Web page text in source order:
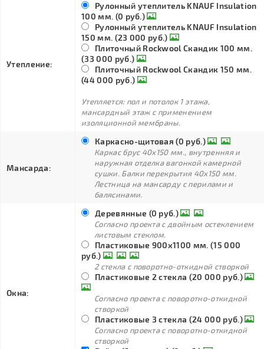
Утепление:
Рулонный утеплитель KNAUF Insulation
100 мм. (0 руб.)
Рулонный утеплитель KNAUF Insulation
150 мм. (23 000 руб.)
Плиточный Rockwool Скандик 100 мм.
(33 000 руб.)
Плиточный Rockwool Скандик 150 мм.
(44 000 руб.)
Утепляется: пол и потолок 1 этажа,
мансардный этаж с применением
изоляционной мембраны.
Мансарда:
Каркасно-щитовая (0 руб.)
Каркас брус 40х150 мм., внутренняя и
наружная отделка вагонкой камерной
сушки. Балки перекрытия 40х150 мм.
Лестница на мансарду с перилами и
балясинами.
Окна:
Деревянные (0 руб.)
Согласно проекта с двойным остеклением
листовым стеклом.
Пластиковые 900х1100 мм. (15 000
руб.)
2 стекла с поворотно-откидной створкой
Пластиковые 2 стекла (20 000 руб.)
Согласно проекта с поворотно-откидной
створкой
Пластиковые 3 стекла (24 000 руб.)
Согласно проекта с поворотно-откидной
створкой